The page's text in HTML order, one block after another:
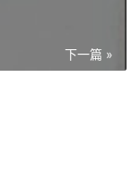
下一篇 »